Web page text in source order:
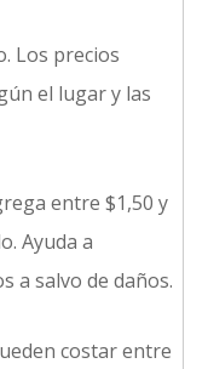
Los precios
el lugar y las
entre $1,50 y
Ayuda a
a salvo de daños.
costar entre